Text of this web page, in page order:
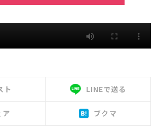
ト LINEで送る
ア ブクマ